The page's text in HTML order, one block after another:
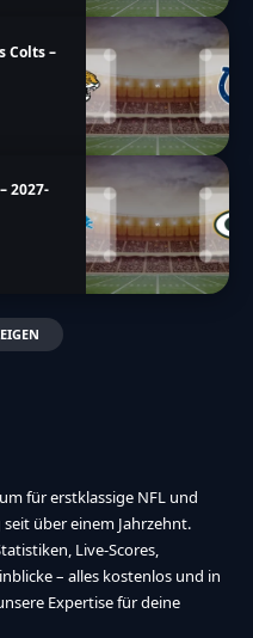
Colts –
2027-
für erstklassige NFL und
über einem Jahrzehnt.
Live-Scores,
– alles kostenlos und in
Expertise für deine